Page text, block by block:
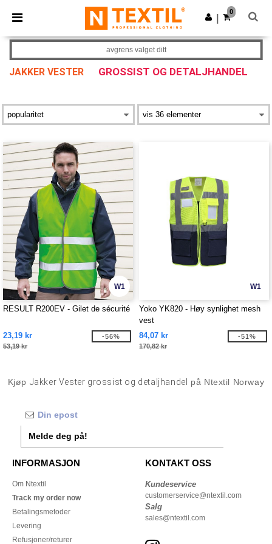
× Ntextil-app
Bedre priser i appen!
Last ned app
0
JAKKER VESTER GROSSIST OG DETALJHANDEL
avgrens valget ditt
W1
RESULT R200EV - Gilet de sécurité
23,19 kr
53,19 kr
-56%
W1
Yoko YK820 - Høy synlighet mesh
vest
84,07 kr
170,82 kr
-51%
Kjøp Jakker Vester grossist og detaljhandel på Ntextil Norway
Melde deg på!
INFORMASJON
Om Ntextil
Track my order now
Betalingsmetoder
Levering
Refusjoner/returer
KONTAKT OSS
Kundeservice
customerservice@ntextil.com
Salg
sales@ntextil.com